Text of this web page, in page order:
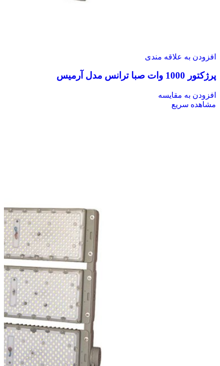
افزودن به علاقه مندی
پرژکتور 1000 وات صبا ترانس مدل آرمیس
افزودن به مقایسه
مشاهده سریع